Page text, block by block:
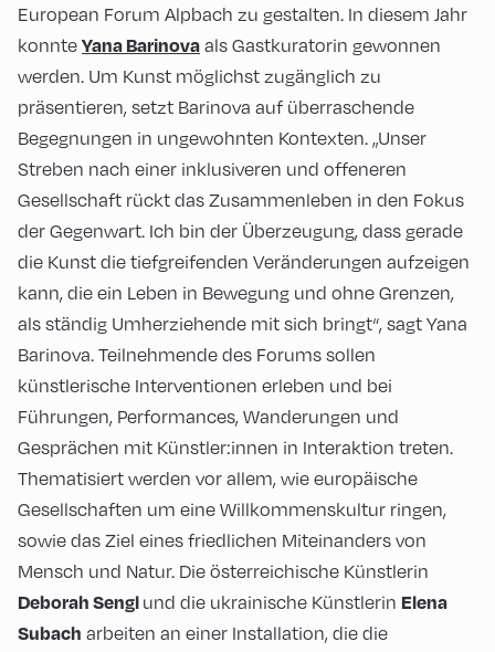
European Forum Alpbach zu gestalten. In diesem Jahr
konnteYanaBarinovaals Gastkuratorin gewonnen
werden. Um Kunst möglichst zugänglich zu
präsentieren, setzt Barinova auf überraschende
Begegnungen in ungewohnten Kontexten. „Unser
Streben nach einer inklusiveren und offeneren
Gesellschaft rückt das Zusammenleben in den Fokus
der Gegenwart. Ich bin der Überzeugung, dass gerade
die Kunst die tiefgreifenden Veränderungen aufzeigen
kann, die ein Leben in Bewegung und ohne Grenzen,
als ständig Umherziehende mit sich bringt“, sagt Yana
Barinova. Teilnehmende des Forums sollen
künstlerische Interventionen erleben und bei
Führungen, Performances, Wanderungen und
Gesprächen mit Künstler:innen in Interaktion treten.
Thematisiert werden vor allem, wie europäische
Gesellschaften um eine Willkommenskultur ringen,
sowie das Ziel eines friedlichen Miteinanders von
Mensch und Natur. Die österreichische Künstlerin
Deborah Senglund die ukrainische Künstlerin Elena
Subach arbeiten an einer Installation, die die